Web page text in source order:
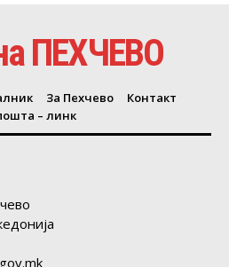
ПЕХЧЕВО
За Пехчево
Контакт
– линк